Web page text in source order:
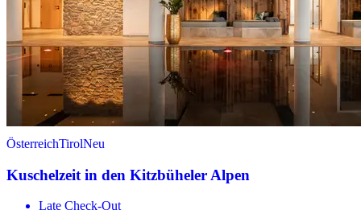
ÖsterreichTirolNeu
Kuschelzeit in den Kitzbüheler Alpen
Late Check-Out